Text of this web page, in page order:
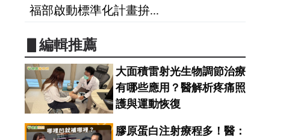
福部啟動標準化計畫拚...
▋編輯推薦
大面積雷射光生物調節治療
有哪些應用？醫解析疼痛照
護與運動恢復
膠原蛋白注射療程多！醫：